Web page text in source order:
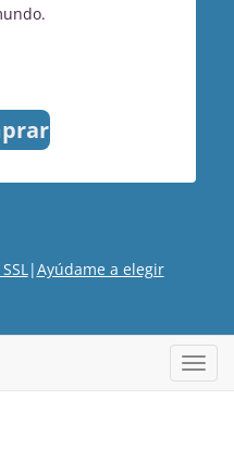
|Ayúdame a elegir